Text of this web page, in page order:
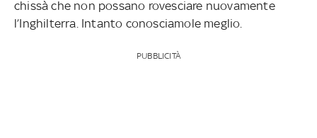
chissà che non possano rovesciare nuovamente
l’Inghilterra. Intanto conosciamole meglio.
PUBBLICITÀ